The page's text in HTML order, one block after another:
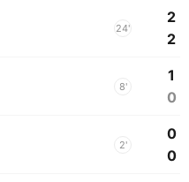
24'
2
2
8'
1
0
2'
0
0